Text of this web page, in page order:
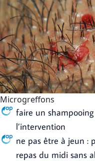
Microgreffons
faire un
l’intervention
ne pas être à jeun :
repas du midi sans